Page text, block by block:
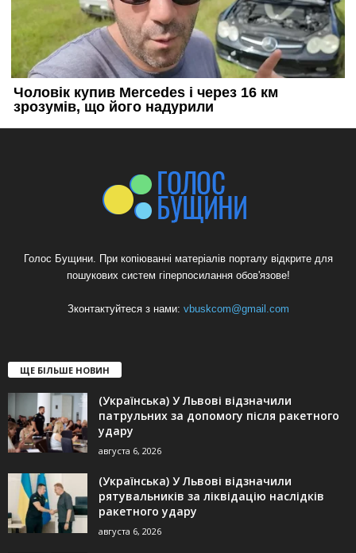
Голос Бущини. При копіюванні матеріалів порталу відкрите для
пошукових систем гіперпосилання обов'язове!
Зконтактуйтеся з нами: vbuskcom@gmail.com
ЩЕ БІЛЬШЕ НОВИН
(Українська) У Львові відзначили
патрульних за допомогу після ракетного
удару
августа 6, 2026
(Українська) У Львові відзначили
рятувальників за ліквідацію наслідків
ракетного удару
августа 6, 2026